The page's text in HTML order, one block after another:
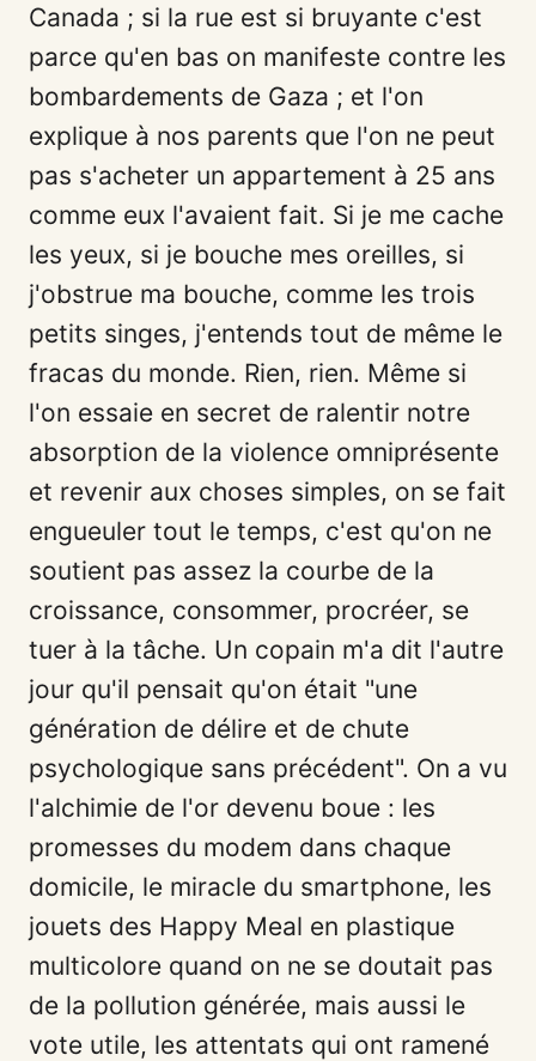
Canada ; si la rue est si bruyante c'est
parce qu'en bas on manifeste contre les
bombardements de Gaza ; et l'on
explique à nos parents que l'on ne peut
pas s'acheter un appartement à 25 ans
comme eux l'avaient fait. Si je me cache
les yeux, si je bouche mes oreilles, si
j'obstrue ma bouche, comme les trois
petits singes, j'entends tout de même le
fracas du monde. Rien, rien. Même si
l'on essaie en secret de ralentir notre
absorption de la violence omniprésente
et revenir aux choses simples, on se fait
engueuler tout le temps, c'est qu'on ne
soutient pas assez la courbe de la
croissance, consommer, procréer, se
tuer à la tâche. Un copain m'a dit l'autre
jour qu'il pensait qu'on était "une
génération de délire et de chute
psychologique sans précédent". On a vu
l'alchimie de l'or devenu boue : les
promesses du modem dans chaque
domicile, le miracle du smartphone, les
jouets des Happy Meal en plastique
multicolore quand on ne se doutait pas
de la pollution générée, mais aussi le
vote utile, les attentats qui ont ramené